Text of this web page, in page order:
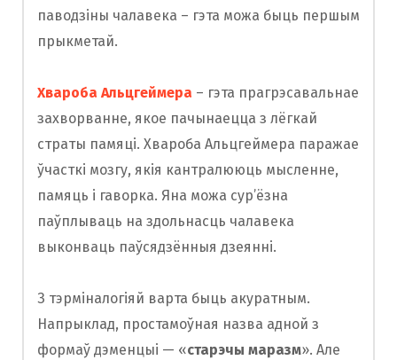
паводзіны чалавека – гэта можа быць першым
прыкметай.
Хвароба Альцгеймера – гэта прагрэсавальнае
захворванне, якое пачынаецца з лёгкай
страты памяці. Хвароба Альцгеймера паражае
ўчасткі мозгу, якія кантралююць мысленне,
памяць і гаворка. Яна можа сур’ёзна
паўплываць на здольнасць чалавека
выконваць паўсядзённыя дзеянні.
З тэрміналогіяй варта быць акуратным.
Напрыклад, простамоўная назва адной з
формаў дэменцыі — «старэчы маразм». Але